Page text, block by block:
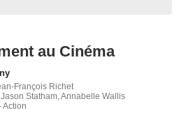
au Cinéma
François Richet
Statham, Annabelle Wallis
Action